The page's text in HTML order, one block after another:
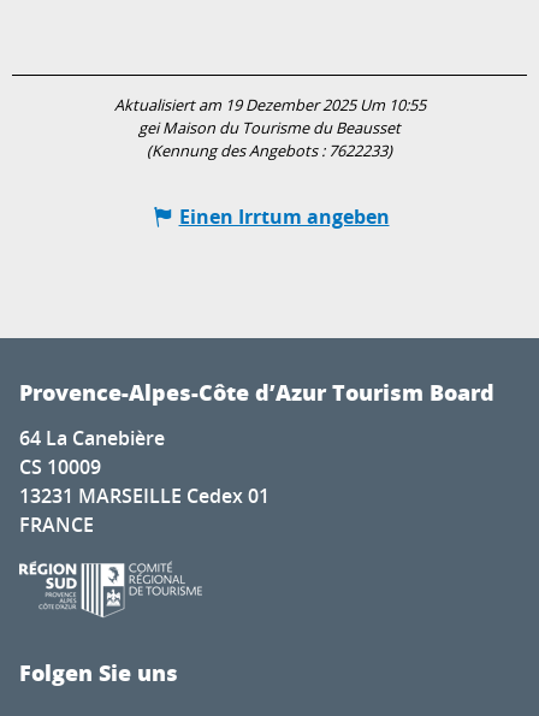
Aktualisiert am 19 Dezember 2025 Um 10:55
gei Maison du Tourisme du Beausset
(Kennung des Angebots : 7622233)
Einen Irrtum angeben
Provence-Alpes-Côte d’Azur Tourism Board
64 La Canebière
CS 10009
13231 MARSEILLE Cedex 01
FRANCE
Folgen Sie uns